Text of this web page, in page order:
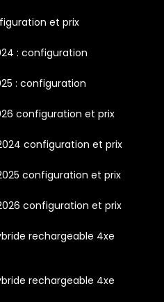
et prix
: configuration
: configuration
configuration et prix
configuration et prix
configuration et prix
configuration et prix
rechargeable 4xe
rechargeable 4xe